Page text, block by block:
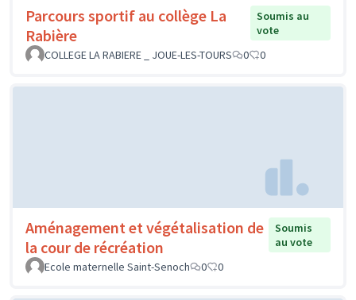
Parcours sportif au collège La
Rabière
Soumis au
vote
COLLEGE LA RABIERE _ JOUE-LES-TOURS
0 0
Aménagement et végétalisation de
la cour de récréation
Soumis
au vote
Ecole maternelle Saint-Senoch
0 0